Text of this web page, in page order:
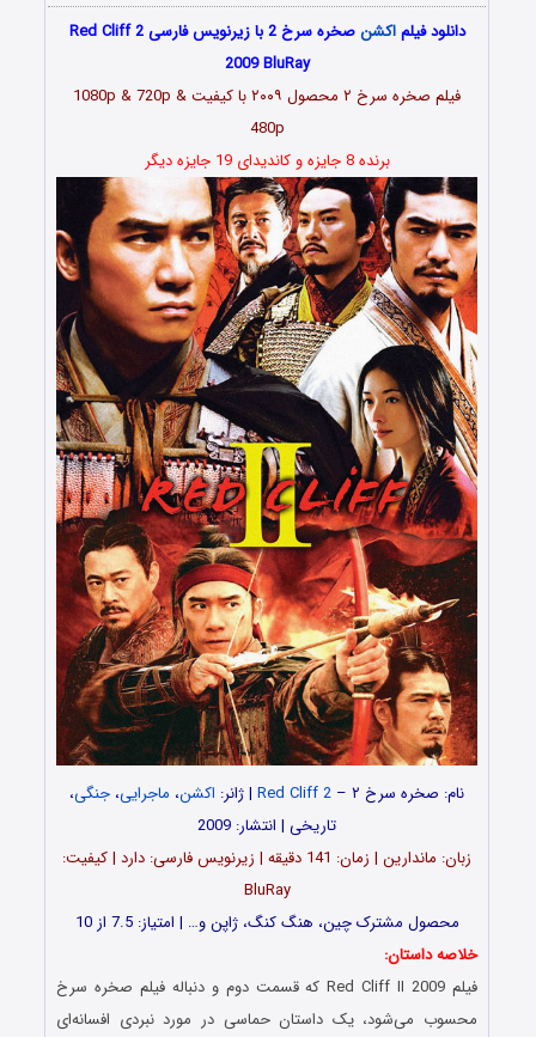
دانلود فیلماکشن
صخره سرخ 2 با زیرنویس فارسی Red Cliff 2
2009 BluRay
فیلم صخره سرخ ۲ محصول ۲۰۰۹ با کیفیت 1080p & 720p &
480p
برنده 8 جایزه و کاندیدای 19 جایزه دیگر
نام: صخره سرخ ۲ – Red Cliff 2 | ژانر: اکشن، ماجرایی، جنگی،
تاریخی | انتشار: 2009
زبان: ماندارین | زمان: 141 دقیقه | زیرنویس فارسی: دارد | کیفیت:
BluRay
محصول مشترک چین، هنگ کنگ، ژاپن و… | امتیاز: 7.5 از 10
خلاصه داستان:
فیلم Red Cliff II 2009 که قسمت دوم و دنباله فیلم صخره سرخ
محسوب می‌شود، یک داستان حماسی در مورد نبردی افسانه‌ای